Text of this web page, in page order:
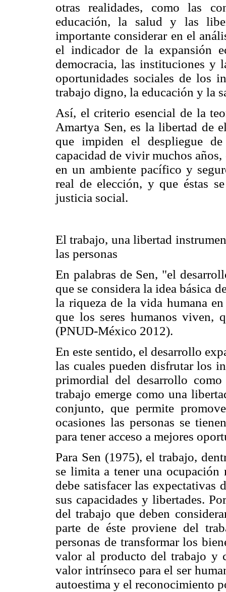
otras realidades, como las
educación, la salud y las
importante considerar en el
el indicador de la expansión
democracia, las instituciones y
oportunidades sociales de los
trabajo digno, la educación y la
Así, el criterio esencial de la
Amartya Sen, es la libertad de
que impiden el despliegue
capacidad de vivir muchos
en un ambiente pacífico y
real de elección, y que éstas
justicia social.
El trabajo, una libertad
las personas
En palabras de Sen, "el
que se considera la idea básica
la riqueza de la vida humana
que los seres humanos viven,
(PNUD-México 2012).
En este sentido, el desarrollo
las cuales pueden disfrutar los
primordial del desarrollo
trabajo emerge como una
conjunto, que permite
ocasiones las personas se
para tener acceso a mejores
Para Sen (1975), el trabajo,
se limita a tener una ocupación
debe satisfacer las
sus capacidades y libertades.
del trabajo que deben
parte de éste proviene del
personas de transformar los
valor al producto del trabajo y
valor intrínseco para el ser
autoestima y el reconocimiento